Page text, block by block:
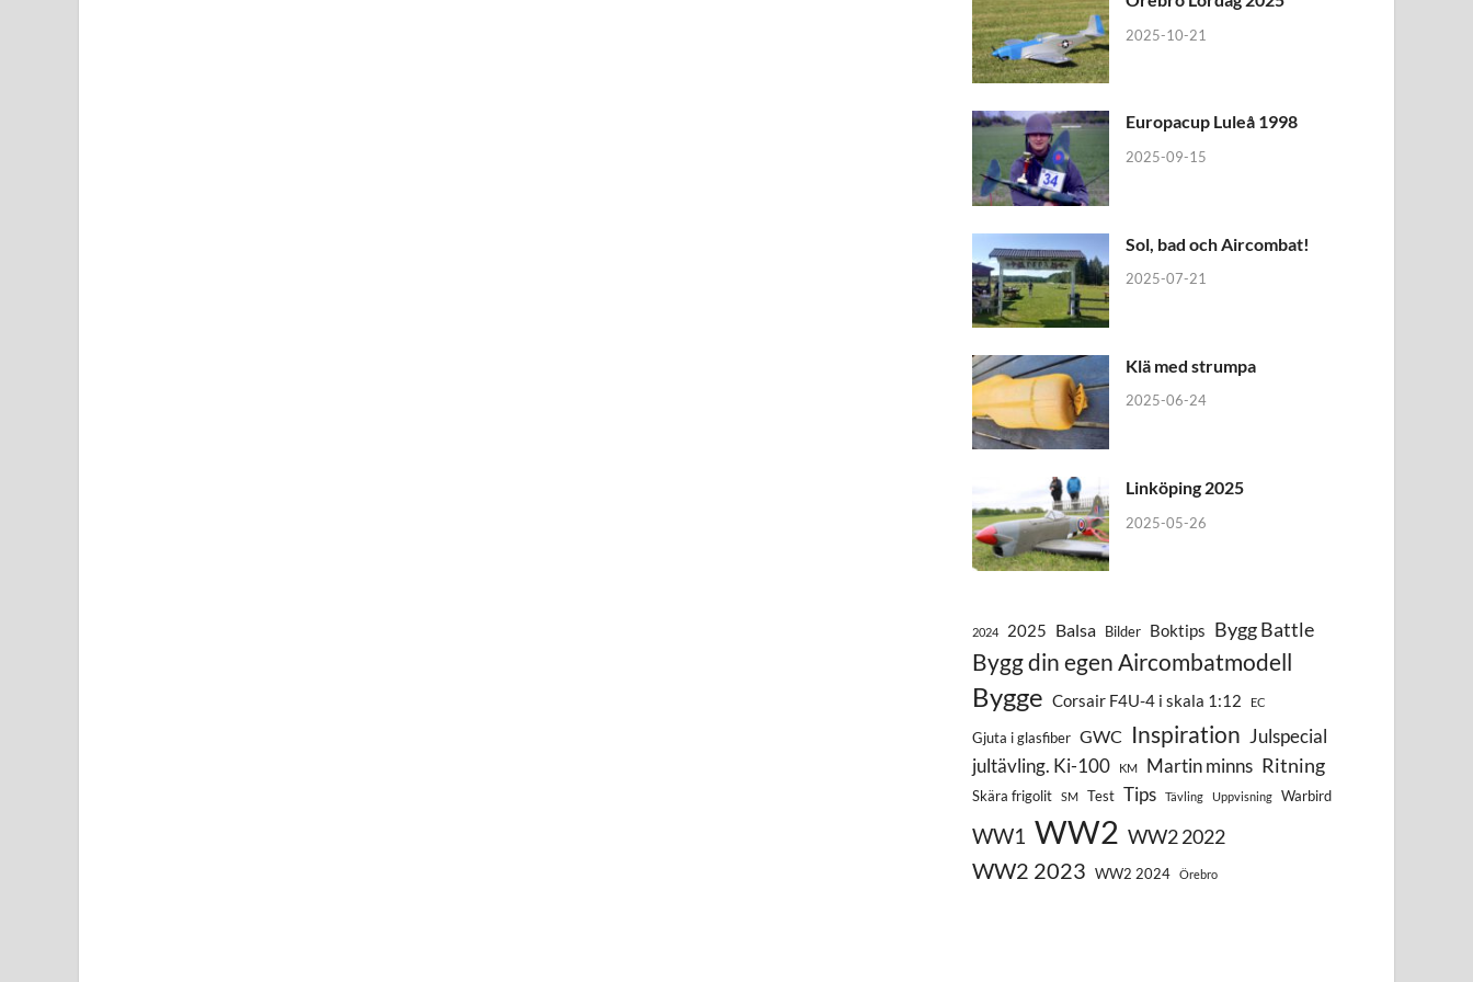
2025-10-21
Europacup Luleå 1998
2025-09-15
Sol, bad och Aircombat!
2025-07-21
Klä med strumpa
2025-06-24
Linköping 2025
2025-05-26
2024 2025 Balsa Bilder Boktips Bygg Battle
Bygg din egen Aircombatmodell
Bygge Corsair F4U-4 i skala 1:12 EC
Gjuta i glasfiber GWC Inspiration Julspecial
jultävling. Ki-100
KM Martin minns Ritning
Skära frigolit SM Test Tips Tävling Uppvisning Warbird
WW1 WW2 WW2 2022
WW2 2023 WW2 2024 Örebro